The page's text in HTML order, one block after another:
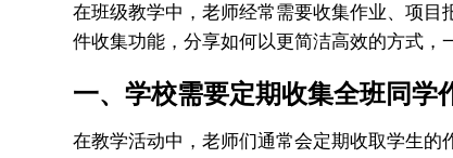
在班级教学中，老师经常需要收集作业、项
件收集功能，分享如何以更简洁高效的方式，
一、学校需要定期收集全班同学
在教学活动中，老师们通常会定期收取学生